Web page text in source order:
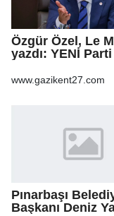
Özgür Özel, Le
yazdı: YENİ
öneriyoruz
www.gazikent27.com
Pınarbaşı
Başkanı Deniz